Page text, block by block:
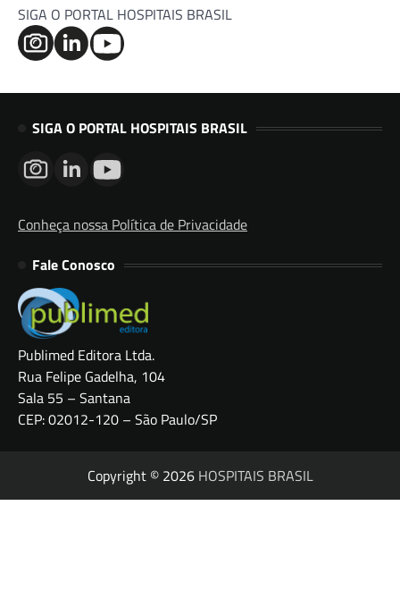
SIGA O PORTAL HOSPITAIS BRASIL
SIGA O PORTAL HOSPITAIS BRASIL
Conheça nossa Política de Privacidade
Fale Conosco
Publimed Editora Ltda.
Rua Felipe Gadelha, 104
Sala 55 – Santana
CEP: 02012-120 – São Paulo/SP
Copyright © 2026 HOSPITAIS BRASIL